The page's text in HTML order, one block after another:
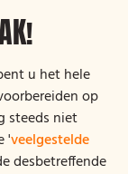
u het hele
op
steeds niet
'veelgestelde
desbetreffende